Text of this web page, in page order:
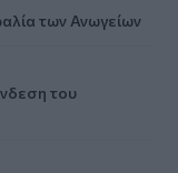
των Ανωγείων
του